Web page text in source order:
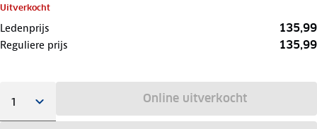
Uitverkocht
Ledenprijs 135,99
Reguliere prijs 135,99
Online uitverkocht